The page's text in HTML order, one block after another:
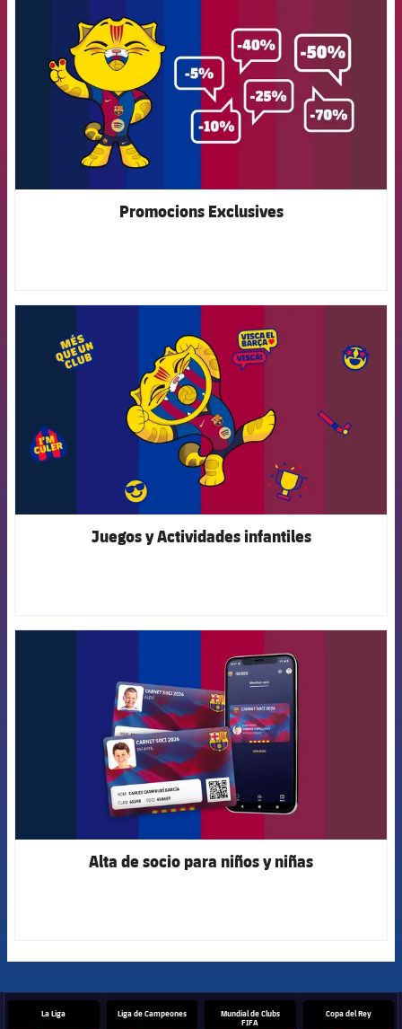
Promocions Exclusives
Juegos y Actividades infantiles
Alta de socio para niños y niñas
La Liga Liga de Campeones
Mundial de Clubs
FIFA
Copa del Rey